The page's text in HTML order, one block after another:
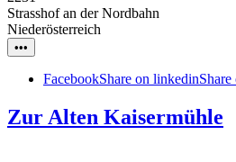
Strasshof an der Nordbahn
Niederösterreich
•••
FacebookShare on linkedin
Zur Alten Kaisermühle